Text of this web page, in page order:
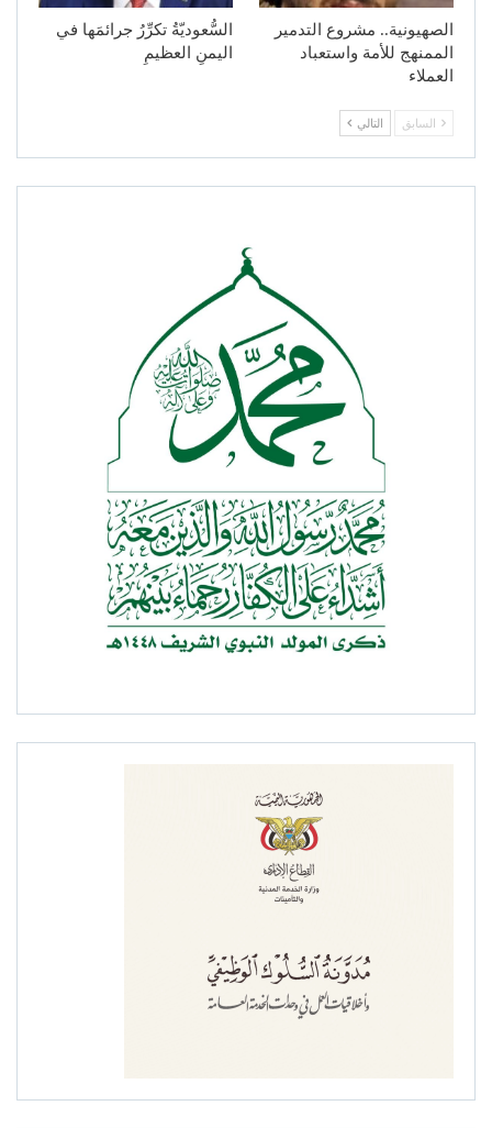
الصهيونية.. مشروع التدمير
الممنهج للأمة واستعباد
العملاء
السُّعوديّةُ تكرِّرُ جرائمَها في
اليمنِ العظيمِ
السابق التالي